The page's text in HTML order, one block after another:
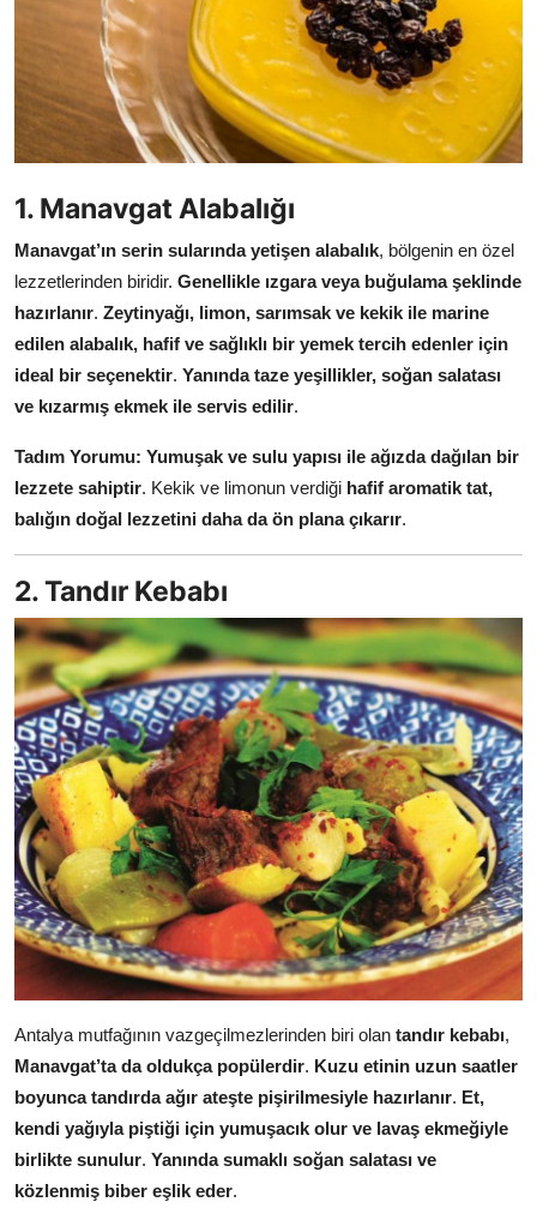
Yöresel Tarifler & Ev Yemekleri
Gıda Güvenliği & Sağlık
İçecek Kültürü & Rehberleri
Mutfak Temizliği & Pratik Bilgiler
Anne & Bebek Beslenmesi
Mutfak Sırları & Teknikler
Gıda Sözlüğü & Nedir?
1. Manavgat Alabalığı
Manavgat’ın serin sularında yetişen alabalık, bölgenin en özel
lezzetlerinden biridir. Genellikle ızgara veya buğulama şeklinde
hazırlanır. Zeytinyağı, limon, sarımsak ve kekik ile marine
edilen alabalık, hafif ve sağlıklı bir yemek tercih edenler için
ideal bir seçenektir. Yanında taze yeşillikler, soğan salatası
ve kızarmış ekmek ile servis edilir.
Tadım Yorumu: Yumuşak ve sulu yapısı ile ağızda dağılan bir
lezzete sahiptir. Kekik ve limonun verdiği hafif aromatik tat,
balığın doğal lezzetini daha da ön plana çıkarır.
2. Tandır Kebabı
Antalya mutfağının vazgeçilmezlerinden biri olan tandır kebabı,
Manavgat’ta da oldukça popülerdir. Kuzu etinin uzun saatler
boyunca tandırda ağır ateşte pişirilmesiyle hazırlanır. Et,
kendi yağıyla piştiği için yumuşacık olur ve lavaş ekmeğiyle
birlikte sunulur. Yanında sumaklı soğan salatası ve
közlenmiş biber eşlik eder.